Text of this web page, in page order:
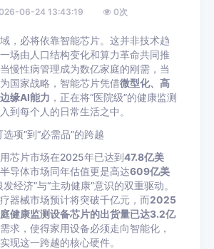
06-24 13:43:19 0次
，必将依靠智能芯片。这并非技术趋
场由人口结构变化和算力革命共同推
慢性病管理成为数亿家庭的刚需，当
国家战略，智能芯片凭借微型化、高
缘AI能力 ，正在将“医院级”的健康监测
到每个人的日常生活之中。
项”到“必需品”的跨越
芯片市场在2025年已达到 47.8亿美
导体市场同年估值更是高达609亿美
经济”与“主动健康”意识的双重驱动。
器械市场预计将突破千亿元，而2025
健康监测设备芯片的出货量已达3.2亿
求，使得家用设备必须走向智能化，
现这一跨越的核心硬件。